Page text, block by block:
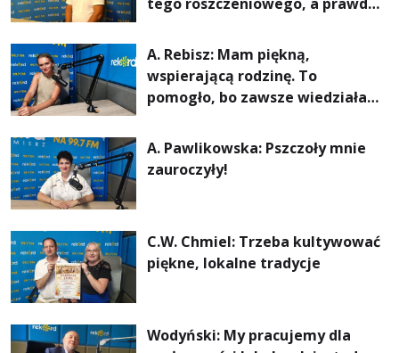
A. Rebisz: Mam piękną,
wspierającą rodzinę. To
pomogło, bo zawsze wiedziałam,
najważniejsza
A. Pawlikowska: Pszczoły mnie
zauroczyły!
C.W. Chmiel: Trzeba kultywować
piękne, lokalne tradycje
Wodyński: My pracujemy dla